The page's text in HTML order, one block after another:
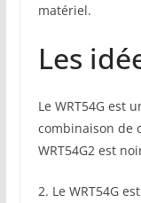
matériel.
Les
Le WRT54G est
combinaison de
WRT54G2 est
2. Le WRT54G